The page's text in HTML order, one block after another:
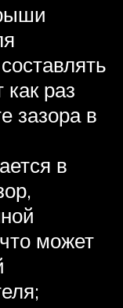
раз
зазора в
в
может